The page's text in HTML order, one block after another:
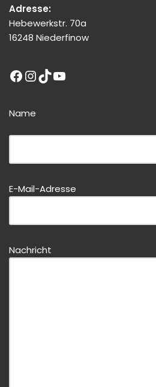
Adresse:
Hebewerkstr. 70a
16248 Niederfinow
Name
Bitte dieses Feld leer lassen!
Bitte dieses Feld leer lassen!
E-Mail-Adresse
Nachricht